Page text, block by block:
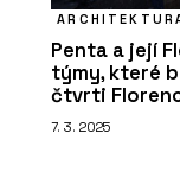
O
Penta a její
týmy, které
čtvrti
7. 3. 2025